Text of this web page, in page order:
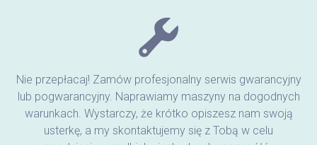
Nie przepłacaj! Zamów profesjonalny serwis gwarancyjny
lub pogwarancyjny. Naprawiamy maszyny na dogodnych
warunkach. Wystarczy, że krótko opiszesz nam swoją
usterkę, a my skontaktujemy się z Tobą w celu